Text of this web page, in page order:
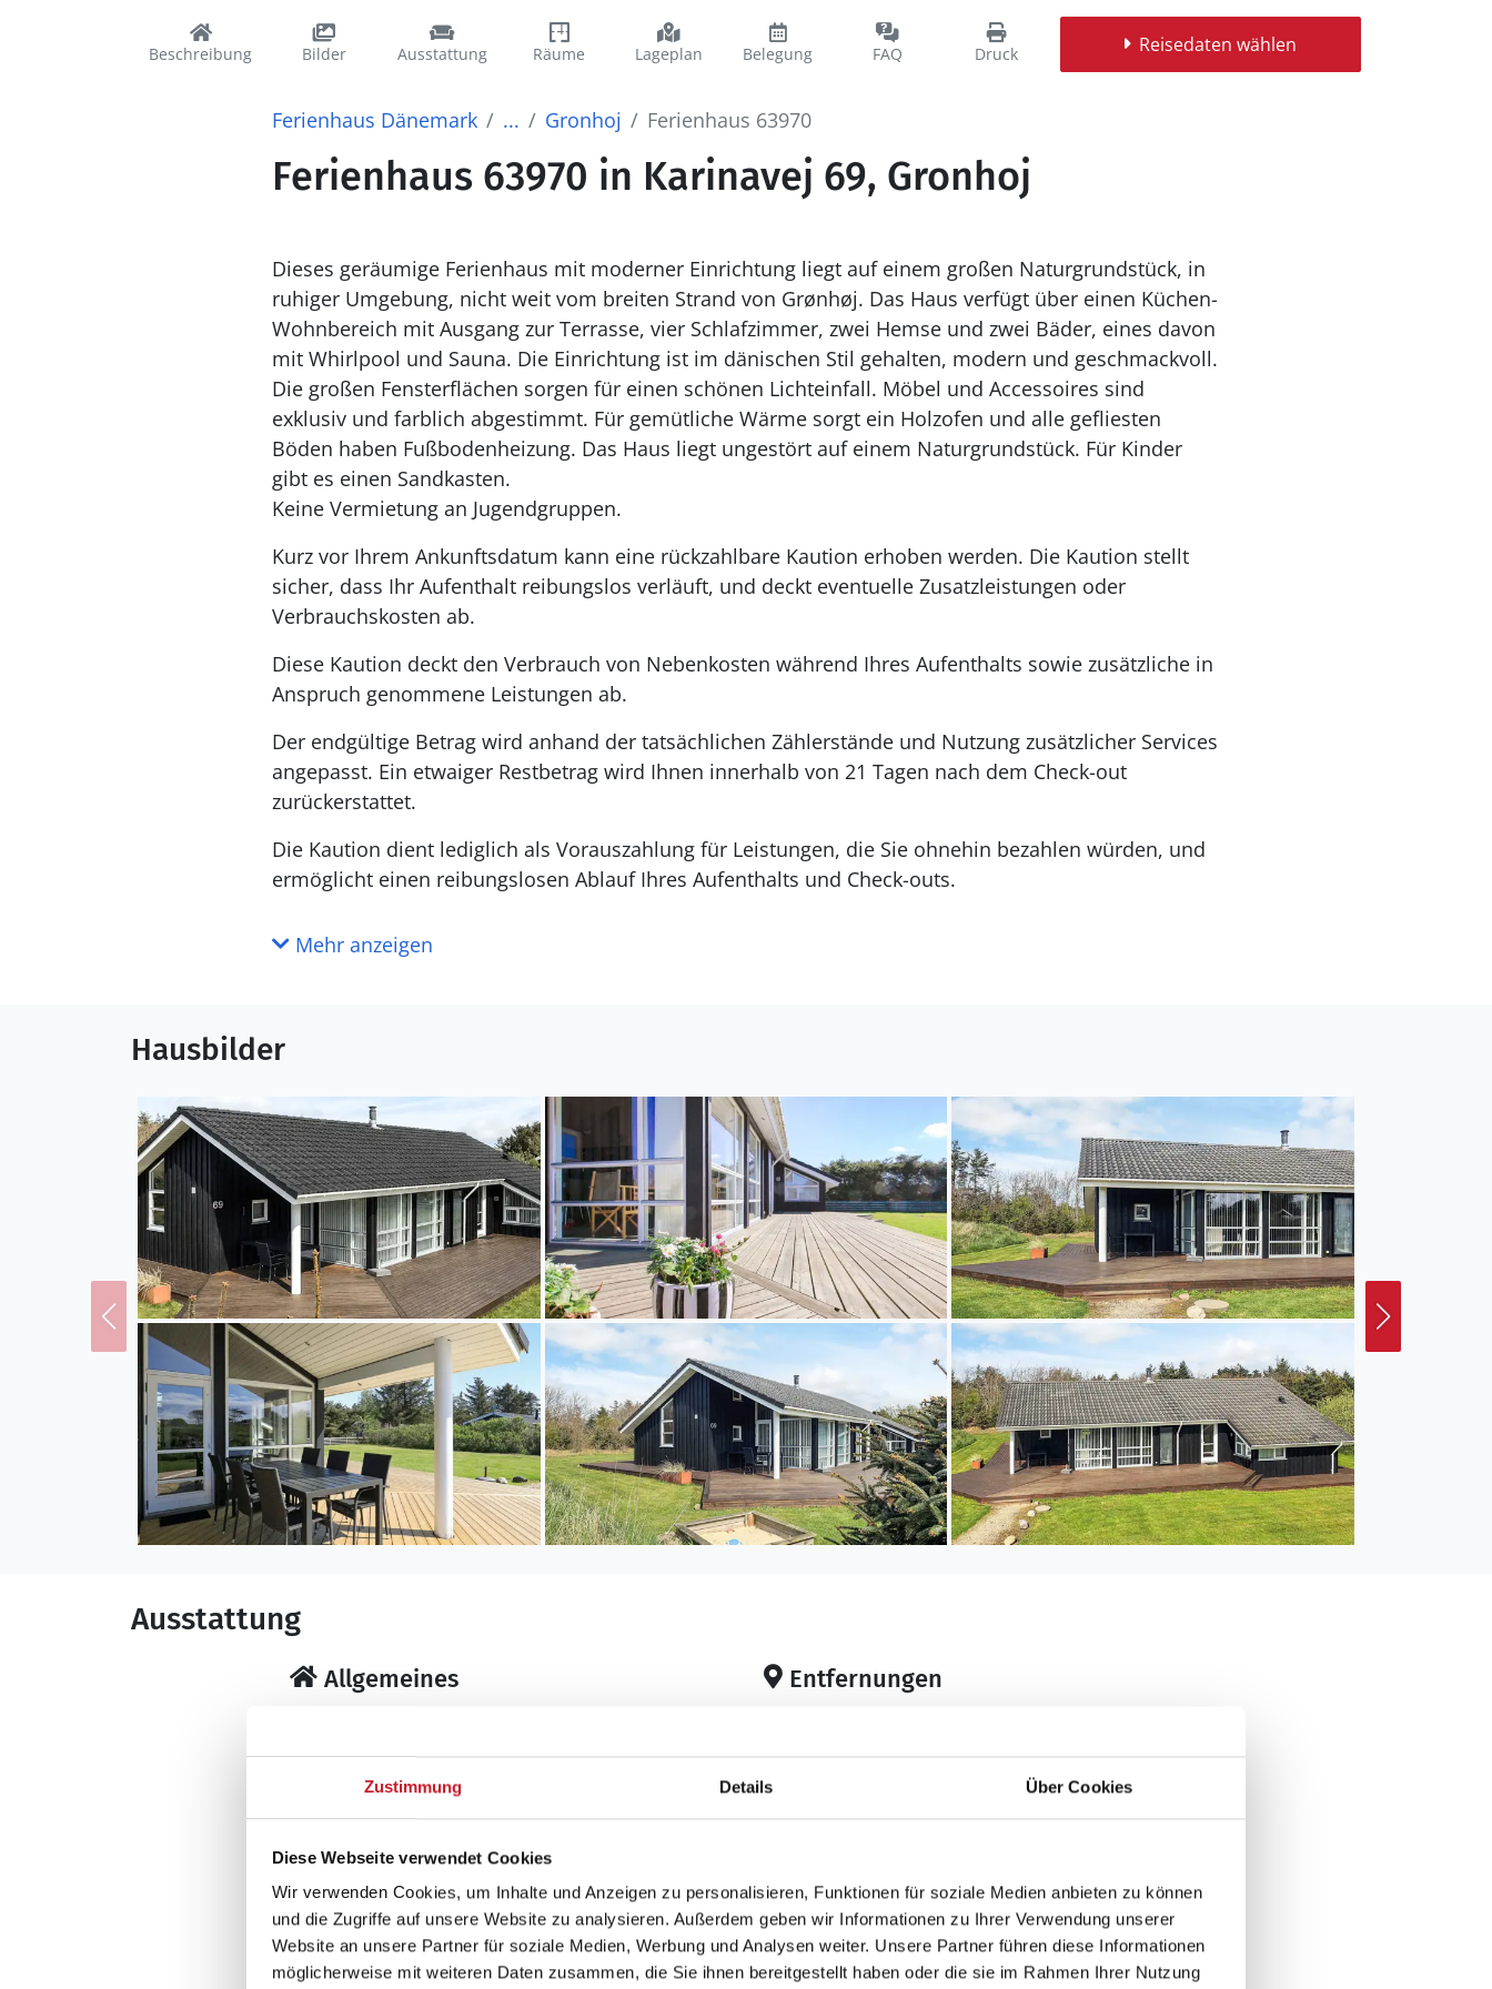
Zustimmung Details Über Cookies
Diese Webseite verwendet Cookies
Wir verwenden Cookies, um Inhalte und Anzeigen zu personalisieren, Funktionen für soziale Medien anbieten zu können
und die Zugriffe auf unsere Website zu analysieren. Außerdem geben wir Informationen zu Ihrer Verwendung unserer
Website an unsere Partner für soziale Medien, Werbung und Analysen weiter. Unsere Partner führen diese Informationen
möglicherweise mit weiteren Daten zusammen, die Sie ihnen bereitgestellt haben oder die sie im Rahmen Ihrer Nutzung
Beschreibung Bilder Ausstattung Räume Lageplan Belegung FAQ Druck Reisedaten wählen
Ferienhaus Dänemark ... Gronhoj Ferienhaus 63970
Ferienhaus 63970 in Karinavej 69, Gronhoj
Dieses geräumige Ferienhaus mit moderner Einrichtung liegt auf einem großen Naturgrundstück, in
ruhiger Umgebung, nicht weit vom breiten Strand von Grønhøj. Das Haus verfügt über einen Küchen-
Wohnbereich mit Ausgang zur Terrasse, vier Schlafzimmer, zwei Hemse und zwei Bäder, eines davon
mit Whirlpool und Sauna. Die Einrichtung ist im dänischen Stil gehalten, modern und geschmackvoll.
Die großen Fensterflächen sorgen für einen schönen Lichteinfall. Möbel und Accessoires sind
exklusiv und farblich abgestimmt. Für gemütliche Wärme sorgt ein Holzofen und alle gefliesten
Böden haben Fußbodenheizung. Das Haus liegt ungestört auf einem Naturgrundstück. Für Kinder
gibt es einen Sandkasten.
Keine Vermietung an Jugendgruppen.
Kurz vor Ihrem Ankunftsdatum kann eine rückzahlbare Kaution erhoben werden. Die Kaution stellt
sicher, dass Ihr Aufenthalt reibungslos verläuft, und deckt eventuelle Zusatzleistungen oder
Verbrauchskosten ab.
Diese Kaution deckt den Verbrauch von Nebenkosten während Ihres Aufenthalts sowie zusätzliche in
Anspruch genommene Leistungen ab.
Der endgültige Betrag wird anhand der tatsächlichen Zählerstände und Nutzung zusätzlicher Services
angepasst. Ein etwaiger Restbetrag wird Ihnen innerhalb von 21 Tagen nach dem Check-out
zurückerstattet.
Die Kaution dient lediglich als Vorauszahlung für Leistungen, die Sie ohnehin bezahlen würden, und
ermöglicht einen reibungslosen Ablauf Ihres Aufenthalts und Check-outs.
Mehr anzeigen
Hausbilder
Ausstattung
Allgemeines
Wohnfläche: 110 m²
Entfernungen
Wohnbereich
Flachbildfernseher
Kaminofen
Küche
Geschirrspüler
Herd
Kaffeemaschine
Kühlschrank